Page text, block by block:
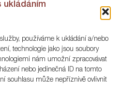
ukládáním
používáme k ukládání a/nebo
technologie jako jsou soubory
nám umožní zpracovávat
nebo jedinečná ID na tomto
souhlasu může nepříznivě ovlivnit